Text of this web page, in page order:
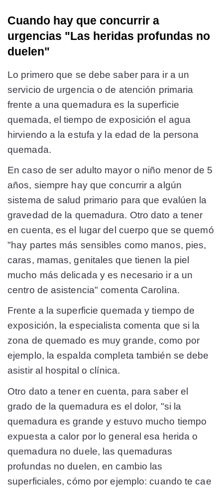
Cuando hay que concurrir a
urgencias "Las heridas profundas no
duelen"
Lo primero que se debe saber para ir a un
servicio de urgencia o de atención primaria
frente a una quemadura es la superficie
quemada, el tiempo de exposición el agua
hirviendo a la estufa y la edad de la persona
quemada.
En caso de ser adulto mayor o niño menor de 5
años, siempre hay que concurrir a algún
sistema de salud primario para que evalúen la
gravedad de la quemadura. Otro dato a tener
en cuenta, es el lugar del cuerpo que se quemó
"hay partes más sensibles como manos, pies,
caras, mamas, genitales que tienen la piel
mucho más delicada y es necesario ir a un
centro de asistencia" comenta Carolina.
Frente a la superficie quemada y tiempo de
exposición, la especialista comenta que si la
zona de quemado es muy grande, como por
ejemplo, la espalda completa también se debe
asistir al hospital o clínica.
Otro dato a tener en cuenta, para saber el
grado de la quemadura es el dolor, "si la
quemadura es grande y estuvo mucho tiempo
expuesta a calor por lo general esa herida o
quemadura no duele, las quemaduras
profundas no duelen, en cambio las
superficiales, cómo por ejemplo: cuando te cae